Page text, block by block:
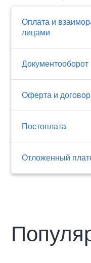
Оплата и
лицами
Документооборот
Оферта и договор
Постоплата
Отложенный